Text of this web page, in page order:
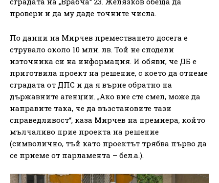
провери и да му даде точните числа.
По данни на Мирчев преместването досега е
струвало около 10 млн. лв. Той не сподели
източника си на информация. И обяви, че ДБ е
приготвила проект на решение, с което да отнеме
сградата от ДПС и да я върне обратно на
държавните агенции. „Ако вие сте смел, може да
направите така, че да възстановите тази
справедливост“, каза Мирчев на премиера, който
мълчаливо прие проекта на решение
(символично, тъй като проектът трябва първо да
се приеме от парламента – бел.а.).